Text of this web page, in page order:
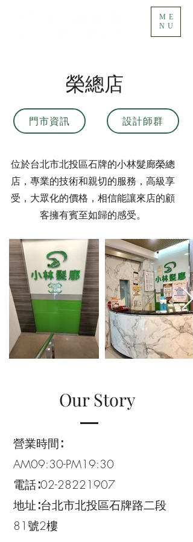
ME
NU
榮總店
門市資訊 設計師群
位於台北市北投區石牌的小林髮廊榮總
店，專業的技術和親切的服務，高級享
受，大眾化的價格，相信能讓來店的顧
客擁有賓至如歸的感受。
Our Story
營業時間∶
AM09:30-PM19:30
電話∶02-28221907
地址∶台北市北投區石牌路二段
81號2樓